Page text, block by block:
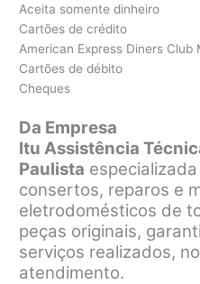
Aceita somente dinheiro
Cartões de crédito
American Express Diners Club
Cartões de débito
Cheques
Da Empresa
Itu Assistência
Paulista
consertos, reparos e
eletrodomésticos de
peças originais,
serviços realizados,
atendimento.